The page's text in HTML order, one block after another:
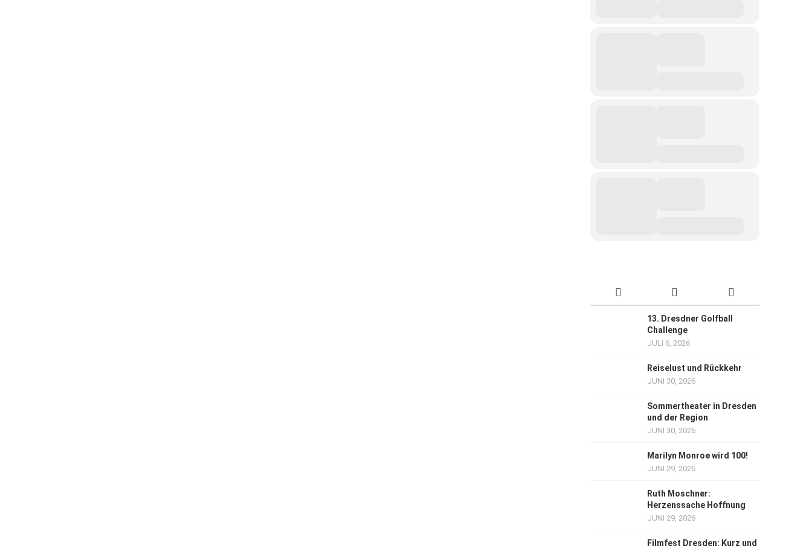
13. Dresdner Golfball
Challenge
JULI 6, 2026
Reiselust und Rückkehr
JUNI 30, 2026
Sommertheater in Dresden
und der Region
JUNI 30, 2026
Marilyn Monroe wird 100!
JUNI 29, 2026
Ruth Moschner:
Herzenssache Hoffnung
JUNI 29, 2026
Filmfest Dresden: Kurz und